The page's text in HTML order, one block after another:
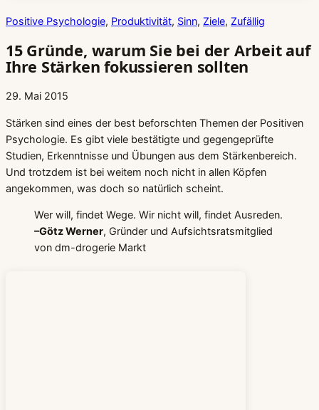
Positive Psychologie, Produktivität, Sinn, Ziele, Zufällig
15 Gründe, warum Sie bei der Arbeit auf
Ihre Stärken fokussieren sollten
29. Mai 2015
Stärken sind eines der best beforschten Themen der Positiven
Psychologie. Es gibt viele bestätigte und gegengeprüfte
Studien, Erkenntnisse und Übungen aus dem Stärkenbereich.
Und trotzdem ist bei weitem noch nicht in allen Köpfen
angekommen, was doch so natürlich scheint.
Wer will, findet Wege. Wir nicht will, findet Ausreden.
–Götz Werner, Gründer und Aufsichtsratsmitglied
von dm-drogerie Markt